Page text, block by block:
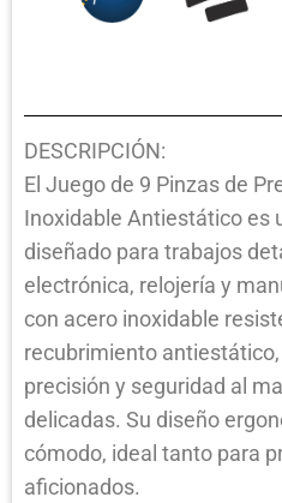
DESCRIPCIÓN:
El Juego de 9 Pinzas de
Inoxidable Antiestático es
diseñado para trabajos
electrónica, relojería y
con acero inoxidable
recubrimiento
precisión y seguridad al
delicadas. Su diseño
cómodo, ideal tanto para
aficionados.